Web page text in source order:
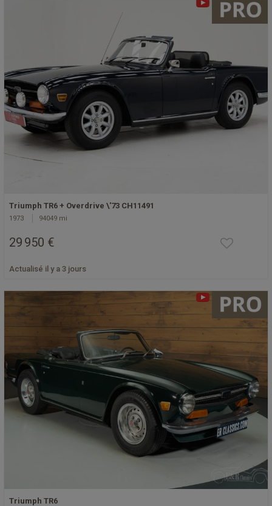
Triumph TR6 + Overdrive \'73 CH11491
1973 94049 mi
29 950 €
Actualisé il y a 3 jours
Triumph TR6